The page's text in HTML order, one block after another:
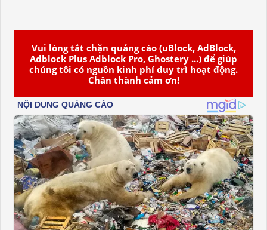
Vui lòng tắt chặn quảng cáo (uBlock, AdBlock,
Adblock Plus Adblock Pro, Ghostery ...) để giúp
chúng tôi có nguồn kinh phí duy trì hoạt động.
Chân thành cảm ơn!